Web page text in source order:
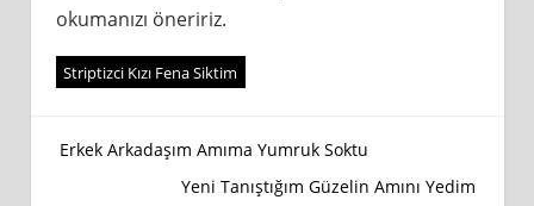
okumanızı öneririz.
Striptizci Kızı Fena Siktim
Yazı
Erkek Arkadaşım Amıma Yumruk Soktu
Yeni Tanıştığım Güzelin Amını Yedim